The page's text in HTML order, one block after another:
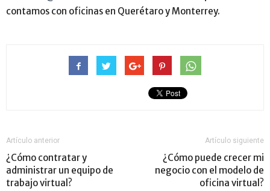
contamos con oficinas en Querétaro y Monterrey.
Artículo anterior
¿Cómo contratar y
administrar un equipo de
trabajo virtual?
Artículo siguiente
¿Cómo puede crecer mi
negocio con el modelo de
oficina virtual?